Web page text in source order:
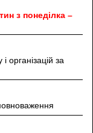
з понеділка –
організацій за